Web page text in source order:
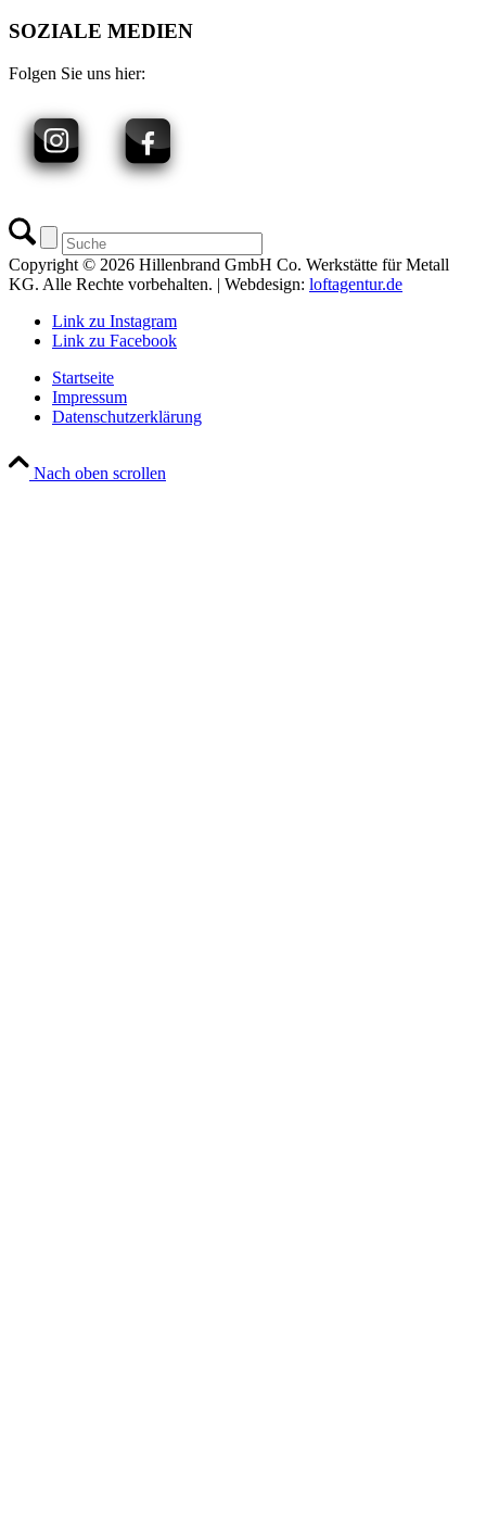
SOZIALE MEDIEN
Folgen Sie uns hier:
Copyright © 2026 Hillenbrand GmbH Co. Werkstätte für Metall
KG. Alle Rechte vorbehalten. | Webdesign: loftagentur.de
Link zu Instagram
Link zu Facebook
Startseite
Impressum
Datenschutzerklärung
Nach oben scrollen